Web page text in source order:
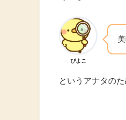
ぴよこ
というアナタの